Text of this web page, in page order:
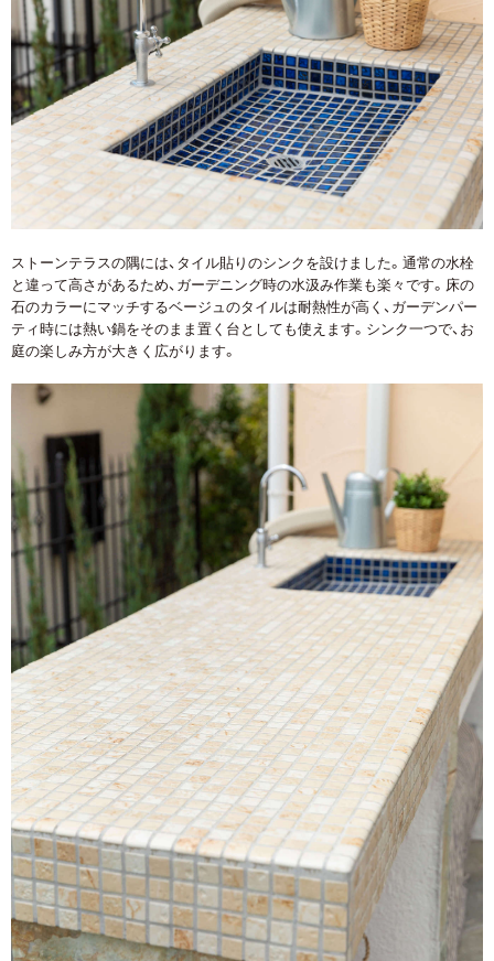
ストーンテラスの隅には、タイル貼りのシンクを設けました。通常の水栓
と違って高さがあるため、ガーデニング時の水汲み作業も楽々です。床の
石のカラーにマッチするベージュのタイルは耐熱性が高く、ガーデンパー
ティ時には熱い鍋をそのまま置く台としても使えます。シンク一つで、お
庭の楽しみ方が大きく広がります。